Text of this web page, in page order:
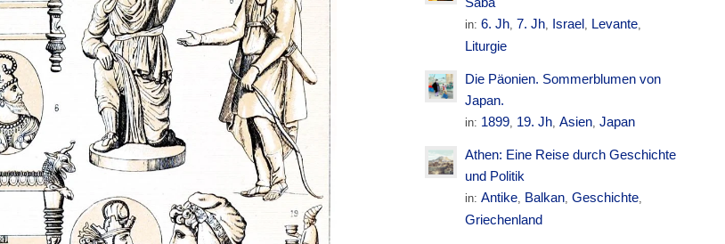
in:6. Jh, 7. Jh, Israel, Levante,
Liturgie
Die Päonien. Sommerblumen von
Japan.
in: 1899, 19. Jh,Asien,Japan
Athen: Eine Reise durch Geschichte
und Politik
in:Antike, Balkan,Geschichte,
Griechenland